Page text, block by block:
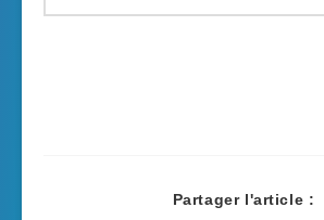
Partager l'article :